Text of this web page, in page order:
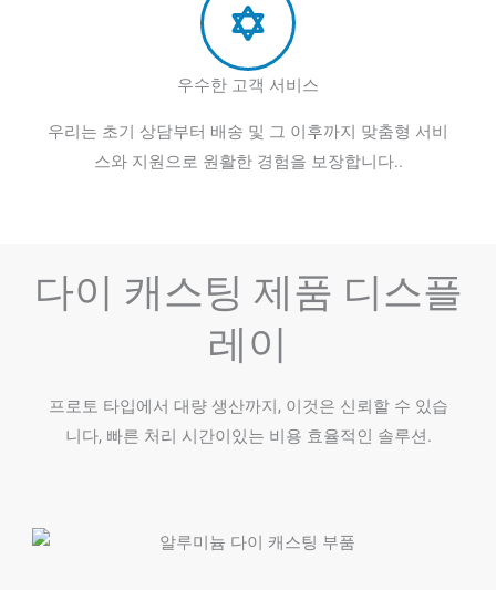
우수한 고객 서비스
우리는 초기 상담부터 배송 및 그 이후까지 맞춤형 서비
스와 지원으로 원활한 경험을 보장합니다..
다이 캐스팅 제품 디스플
레이
프로토 타입에서 대량 생산까지, 이것은 신뢰할 수 있습
니다, 빠른 처리 시간이있는 비용 효율적인 솔루션.